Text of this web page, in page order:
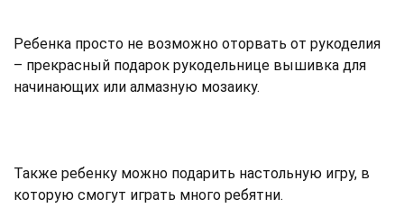
Ребенка просто не возможно оторвать от рукоделия
– прекрасный подарок рукодельнице вышивка для
начинающих или алмазную мозаику.
Также ребенку можно подарить настольную игру, в
которую смогут играть много ребятни.